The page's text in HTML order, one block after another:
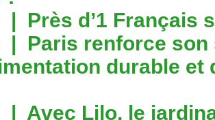
| Près d’1 Français
| Paris renforce
durable et
| Avec Lilo, le